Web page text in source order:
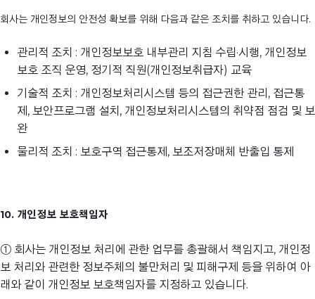
회사는 개인정보의 안전성 확보를 위해 다음과 같은 조치를 취하고 있습니다.
관리적 조치 : 개인정보보호 내부관리 지침 수립·시행, 개인정보
보호 조직 운영, 정기적 직원(개인정보취급자) 교육
기술적 조치 : 개인정보처리시스템 등의 접근권한 관리, 접근통
제, 보안프로그램 설치, 개인정보처리시스템의 취약점 점검 및 보
완
물리적 조치 : 보호구역 접근통제, 보조저장매체 반출입 통제
10. 개인정보 보호책임자
① 회사는 개인정보 처리에 관한 업무를 총괄해서 책임지고, 개인정
보 처리와 관련한 정보주체의 불만처리 및 피해구제 등을 위하여 아
래와 같이 개인정보 보호책임자를 지정하고 있습니다.